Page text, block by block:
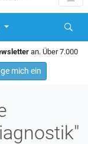
an. Über 7.000
mich ein